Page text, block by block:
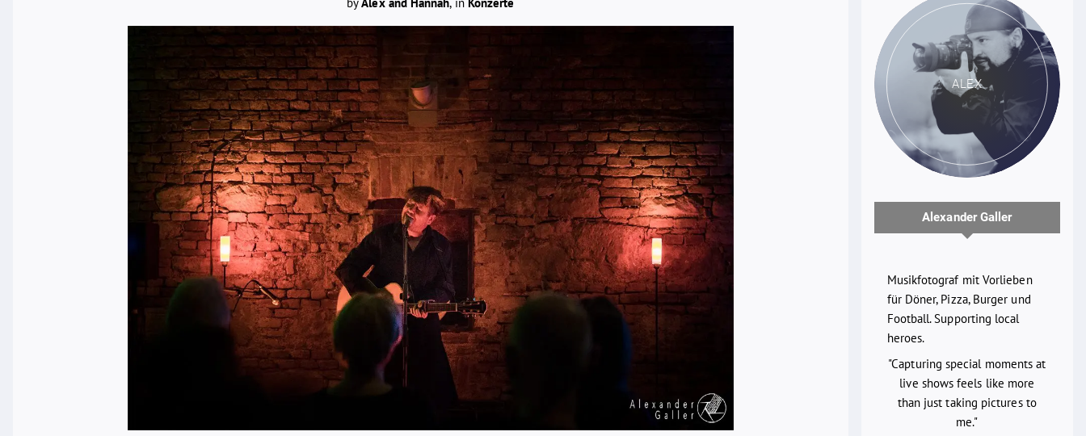
1/250S F1.4 35MM ISO1600
ALEX
Alexander Galler
Musikfotograf mit Vorlieben
für Döner, Pizza, Burger und
Football. Supporting local
heroes.
"Capturing special moments at
live shows feels like more
than just taking pictures to
me."